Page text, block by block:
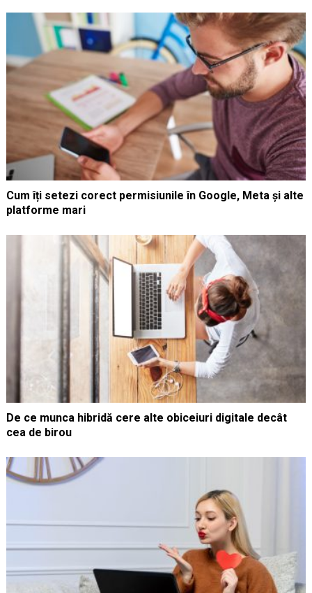
Cum îți setezi corect permisiunile în Google, Meta și alte
platforme mari
De ce munca hibridă cere alte obiceiuri digitale decât
cea de birou